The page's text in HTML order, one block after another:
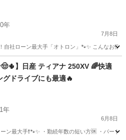
な乗り心地が魅力の一台！
年
7月8日
自社ローン最大手「オトロン」🐾✨ こんなお
車両
🤠🌵】日産 ティアナ 250XV 🌈快適
グドライブにも最適🔥
年
6月8日
ーン最大手❗️🐾✨ ・勤続年数の短い方🆗 ・パー